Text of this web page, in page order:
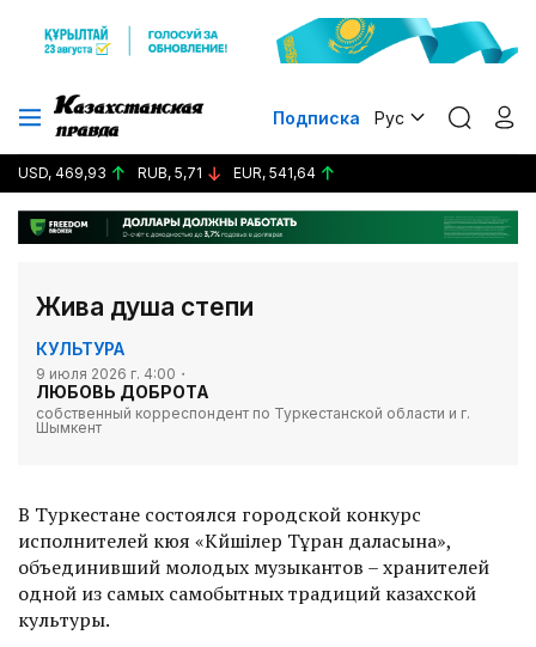
Подписка Рус
USD, 469,93 RUB, 5,71 EUR, 541,64
Жива душа степи
КУЛЬТУРА
9 июля 2026 г. 4:00
ЛЮБОВЬ ДОБРОТА
собственный корреспондент по Туркестанской области и г.
Шымкент
В Туркестане состоялся городской конкурс
исполнителей кюя «Күйшілер Тұран даласына»,
объединивший молодых музыкантов – хранителей
одной из самых самобытных традиций казахской
культуры.